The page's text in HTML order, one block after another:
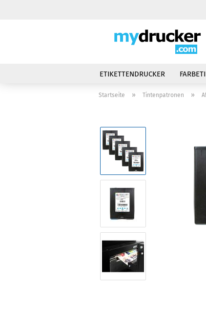
ETIKETTENDRUCKER
Startseite » Tintenpatronen »